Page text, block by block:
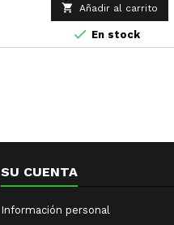
 Añadir al carrito
 En stock
SU CUENTA
Información personal